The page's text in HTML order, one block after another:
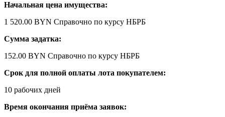
Начальная цена имущества:
1 520.00 BYN Справочно по курсу НБРБ
Сумма задатка:
152.00 BYN Справочно по курсу НБРБ
Срок для полной оплаты лота покупателем:
10 рабочих дней
Время окончания приёма заявок: